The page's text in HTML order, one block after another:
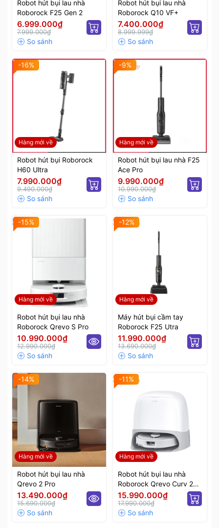
Robot hút bụi lau nhà
Roborock F25 Gen 2
6.999.000₫
7.999.000₫
Robot hút bụi lau nhà
Roborock Q10 VF+
7.400.000₫
8.999.999₫
Hàng mới về
-16%
Robot hút bụi Roborock
H60 Ultra
7.990.000₫
9.490.000₫
Hàng mới về
-9%
Robot hút bụi lau nhà F25
Ace Pro
9.990.000₫
10.990.000₫
Hàng mới về
-15%
Robot hút bụi lau nhà
Roborock Qrevo S Pro
10.990.000₫
12.990.000₫
Hàng mới về
-12%
Máy hút bụi cầm tay
Roborock F25 Utra
11.990.000₫
13.690.000₫
Hàng mới về
-14%
Robot hút bụi lau nhà
Qrevo 2 Pro
13.490.000₫
15.690.000₫
Hàng mới về
-11%
Robot hút bụi lau nhà
Roborock Qrevo Curv 2
Flow
15.990.000₫
17.990.000₫